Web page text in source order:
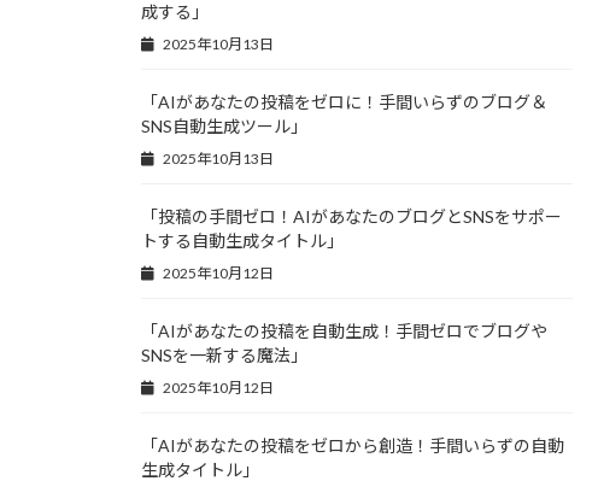
成する」
2025年10月13日
「AIがあなたの投稿をゼロに！手間いらずのブログ＆
SNS自動生成ツール」
2025年10月13日
「投稿の手間ゼロ！AIがあなたのブログとSNSをサポー
トする自動生成タイトル」
2025年10月12日
「AIがあなたの投稿を自動生成！手間ゼロでブログや
SNSを一新する魔法」
2025年10月12日
「AIがあなたの投稿をゼロから創造！手間いらずの自動
生成タイトル」